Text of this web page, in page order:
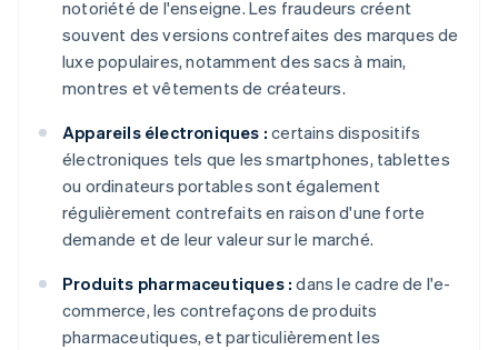
notoriété de l'enseigne. Les fraudeurs créent
souvent des versions contrefaites des marques de
luxe populaires, notamment des sacs à main,
montres et vêtements de créateurs.
Appareils électroniques : certains dispositifs
électroniques tels que les smartphones, tablettes
ou ordinateurs portables sont également
régulièrement contrefaits en raison d'une forte
demande et de leur valeur sur le marché.
Produits pharmaceutiques : dans le cadre de l'e-
commerce, les contrefaçons de produits
pharmaceutiques, et particulièrement les